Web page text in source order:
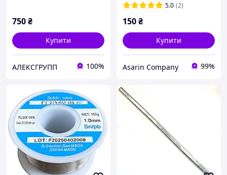
750₴
Купити
АЛЕКСГРУПП 100%
5.0 (2)
150₴
Купити
Asarin Company 99%